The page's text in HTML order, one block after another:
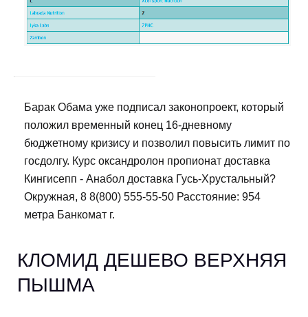
Барак Обама уже подписал законопроект, который
положил временный конец 16-дневному
бюджетному кризису и позволил повысить лимит по
госдолгу. Курс оксандролон пропионат доставка
Кингисепп - Анабол доставка Гусь-Хрустальный?
Окружная, 8 8(800) 555-55-50 Расстояние: 954
метра Банкомат г.
КЛОМИД ДЕШЕВО ВЕРХНЯЯ
ПЫШМА